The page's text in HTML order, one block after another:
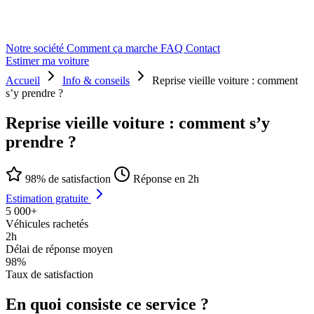
Notre société Comment ça marche FAQ Contact
Estimer ma voiture
Accueil
Info & conseils
Reprise vieille voiture : comment
s’y prendre ?
Reprise vieille voiture : comment s’y
prendre ?
98% de satisfaction
Réponse en 2h
Estimation gratuite
5 000+
Véhicules rachetés
2h
Délai de réponse moyen
98%
Taux de satisfaction
En quoi consiste ce service ?